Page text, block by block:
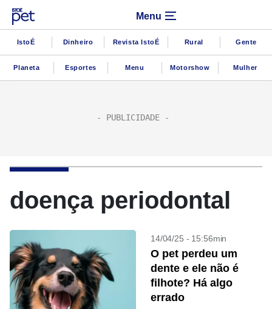
Menu
IstoÉ Dinheiro Revista IstoÉ Rural Gente
Planeta Esportes Menu Motorshow Mulher
doença periodontal
14/04/25 - 15:56min
O pet perdeu um
dente e ele não é
filhote? Há algo
errado